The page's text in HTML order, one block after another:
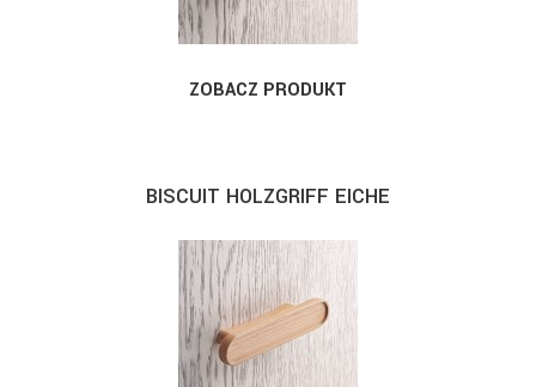
ZOBACZ PRODUKT
BISCUIT HOLZGRIFF EICHE